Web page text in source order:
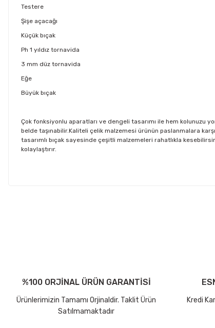
Testere
Şişe açacağı
Küçük bıçak
Ph 1 yıldız tornavida
3 mm düz tornavida
Eğe
Büyük bıçak
Çok fonksiyonlu aparatları ve dengeli tasarımı ile hem kolunuzu
belde taşınabilir.Kaliteli çelik malzemesi ürünün paslanmalara
tasarımlı bıçak sayesinde çeşitli malzemeleri rahatlıkla
kolaylaştırır.
Ürün fiyatı diğer sitelerden daha pahalı.
Bu ürüne benzer farklı alternatifler olmalı.
Ücretsiz gönderimlerimizin tamamıAras Kargo ile
Kargo Hesaplama Örnekleri
%100 ORJİNAL ÜRÜN GARANTİSİ
Ürünlerimizin Tamamı Orjinaldir. Taklit Ürün
Satılmamaktadır
Kredi